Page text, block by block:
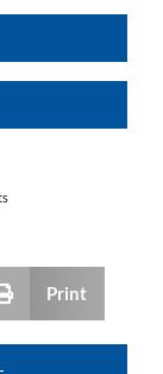
Print